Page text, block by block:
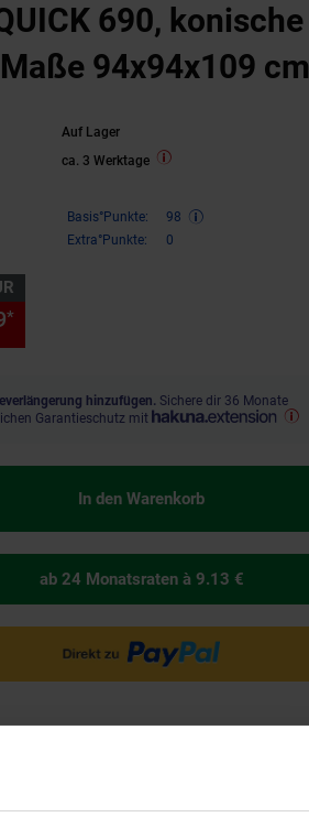
690, konische
94x94x109 cm
Auf Lager
ca. 3 Werktage
Basis°Punkte:
98
Extra°Punkte:
0
*
hinzufügen. Sichere dir 36 Monate
Garantieschutz mit
In den Warenkorb
ab 24 Monatsraten à 9.13 €